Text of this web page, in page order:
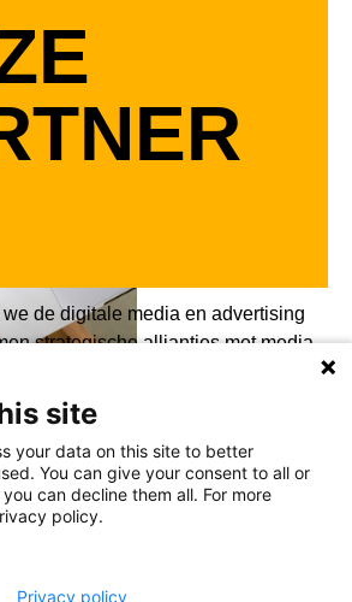
de digitale media en advertising
strategische allianties met media
om de waarde van programmatic
van elke omvang te
technologie, datamogelijkheden
continu te verbeteren, maken we
effectiever en efficiënter.
site
your data on this site to better
You can give your consent to all or
can decline them all. For more
policy.
Privacy policy